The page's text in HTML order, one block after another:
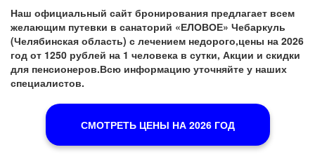
Наш официальный сайт бронирования предлагает всем
желающим путевки в санаторий «ЕЛОВОЕ» Чебаркуль
(Челябинская область) с лечением недорого,цены на 2026
год от 1250 рублей на 1 человека в сутки, Акции и скидки
для пенсионеров.Всю информацию уточняйте у наших
специалистов.
СМОТРЕТЬ ЦЕНЫ НА 2026 ГОД